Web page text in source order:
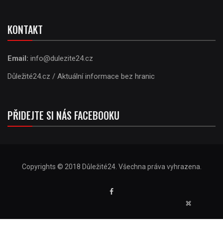
KONTAKT
Email: info@dulezite24.cz
Důležité24.cz / Aktuální informace bez hranic
PŘIDEJTE SI NÁS FACEBOOKU
Copyrights © 2018 Důležité24. Všechna práva vyhrazena.